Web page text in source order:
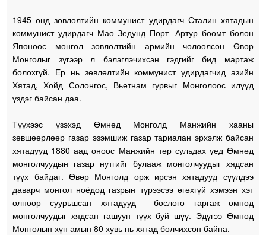
1945 онд зөвлөлтийн коммунист удирдагч Сталин хятадын
коммунист удирдагч Мао Зедунд Порт- Артур боомт болон
Японоос монгол зөвлөлтийн армийн чөлөөлсөн Өвөр
Монголыг зүгээр л бэлэглэчихсэн гэдгийг бид мартаж
болохгүй. Ер нь зөвлөлтийн коммунист удирдагчид азийн
Хятад, Хойд Солонгос, Вьетнам гурвыг Монголоос илүүд
үздэг байсан даа.
Түүхээс үзэхэд Өмнөд Монголд Манжийн хааны
зөвшөөрлөөр газар эзэмшиж газар тариалан эрхэлж байсан
хятадууд 1880 аад оноос Манжийн төр сульдах үед Өмнөд
монголчуудын газар нутгийг булааж монголчуудыг хядсан
түүх байдаг. Өвөр Монголд орж ирсэн хятадууд сүүлдээ
даварч монгол ноёдод газрын түрээсээ өгөхгүй хэмээн хэт
олноор суурьшсан хятадууд бослого гаргаж өмнөд
монголчуудыг хядсан гашуун түүх буй шүү. Эдүгээ Өмнөд
Монголын хүн амын 80 хувь нь хятад болчихсон байна.